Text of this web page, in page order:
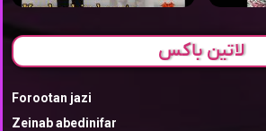
لاتین باکس
Forootan jazi
Zeinab abedinifar